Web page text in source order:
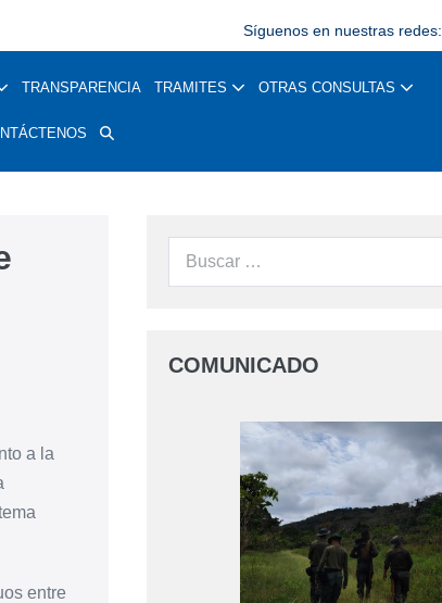
Síguenos en nuestras redes:
TRANSPARENCIA TRAMITES OTRAS CONSULTAS
a la
entre
COMUNICADO